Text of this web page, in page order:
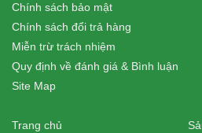
Chính sách bảo mật
Chính sách đổi trả hàng
Miễn trừ trách nhiệm
Quy định về đánh giá & Bình luận
Site Map
Trang chủ